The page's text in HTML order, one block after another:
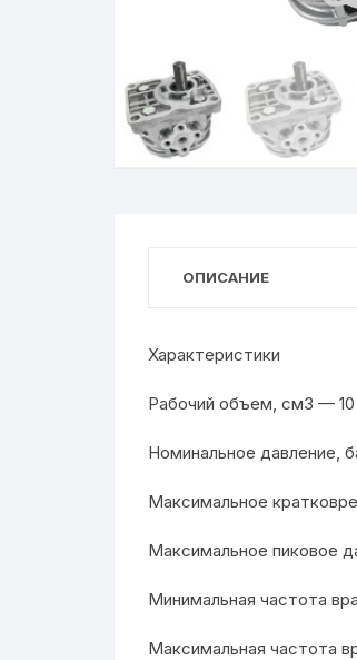
ОПИСАНИЕ
Характеристики
Рабочий объем, см3 — 10
Номинальное давление,
Максимальное
Максимальное пиковое
Минимальная частота
Максимальная частота